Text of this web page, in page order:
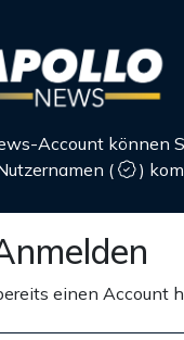
Account können
( )
einen Account